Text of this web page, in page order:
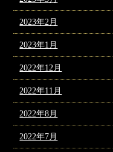
2023年2月
2023年1月
2022年12月
2022年11月
2022年8月
2022年7月